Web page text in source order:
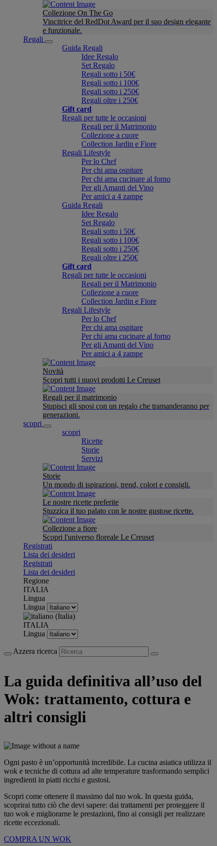
Collezione On The Go
Vincitrice del RedDot Award per il suo design elegante
e funzionale.
Regali
Guida Regali
Idee Regalo
Set Regalo
Regali sotto i 50€
Regali sotto i 100€
Regali sotto i 250€
Regali oltre i 250€
Gift card
Regali per tutte le occasioni
Regali per il Matrimonio
Collezione a cuore
Collection Jardin e Fiore
Regali Lifestyle
Per lo Chef
Per chi ama ospitare
Per chi ama cucinare al forno
Per gli Amanti del Vino
Per amici a 4 zampe
Guida Regali
Idee Regalo
Set Regalo
Regali sotto i 50€
Regali sotto i 100€
Regali sotto i 250€
Regali oltre i 250€
Gift card
Regali per tutte le occasioni
Regali per il Matrimonio
Collezione a cuore
Collection Jardin e Fiore
Regali Lifestyle
Per lo Chef
Per chi ama ospitare
Per chi ama cucinare al forno
Per gli Amanti del Vino
Per amici a 4 zampe
Novità
Scopri tutti i nuovi prodotti Le Creuset
Regali per il matrimonio
Stupisci gli sposi con un regalo che tramanderanno per
generazioni.
scopri
scopri
Ricette
Storie
Servizi
Storie
Un mondo di ispirazioni, trend, colori e consigli.
Le nostre ricette preferite
Stuzzica il tuo palato con le nostre gustose ricette.
Collezione a fiore
Scopri l'universo floreale Le Creuset
Registrati
Lista dei desideri
Registrati
Lista dei desideri
Regione
ITALIA
Lingua
Lingua
ITALIA
Lingua
Azzera ricerca
La guida definitiva all’uso del
Wok: trattamento, cottura e
altri consigli
Ogni pasto è un’opportunità incredibile. La cucina asiatica utilizza il
wok e tecniche di cottura ad alte temperature trasformando semplici
ingredienti in piatti ricchi e gustosi.
Scopri come ottenere il massimo dal tuo wok. In questa guida,
scoprirai tutto ciò che devi sapere: dai trattamenti per proteggere il
tuo wok e migliorarne le prestazioni, fino ai consigli per realizzare
ricette eccezionali.
COMPRA UN WOK